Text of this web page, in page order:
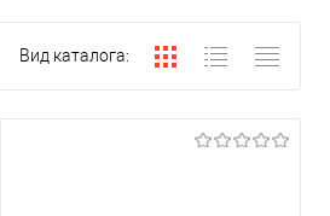
Вид каталога: